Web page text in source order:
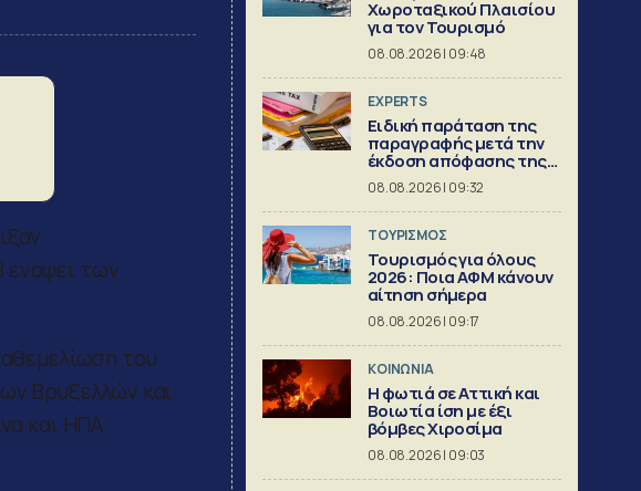
ενόψει των
του
Βρυξελλών και
και ΗΠΑ.
Χωροταξικού Πλαισίου
για τον Τουρισμό
08.08.2026 | 09:48
EXPERTS
Ειδική παράταση της
παραγραφής μετά την
έκδοση απόφασης της
Διεύθυνσης Επίλυσης
Διαφορών [Μέρος 6ο]
08.08.2026 | 09:32
ΤΟΥΡΙΣΜΟΣ
Τουρισμός για όλους
2026: Ποια ΑΦΜ κάνουν
αίτηση σήμερα
08.08.2026 | 09:17
ΚΟΙΝΩΝΙΑ
Η φωτιά σε Αττική και
Βοιωτία ίση με έξι
βόμβες Χιροσίμα
08.08.2026 | 09:03